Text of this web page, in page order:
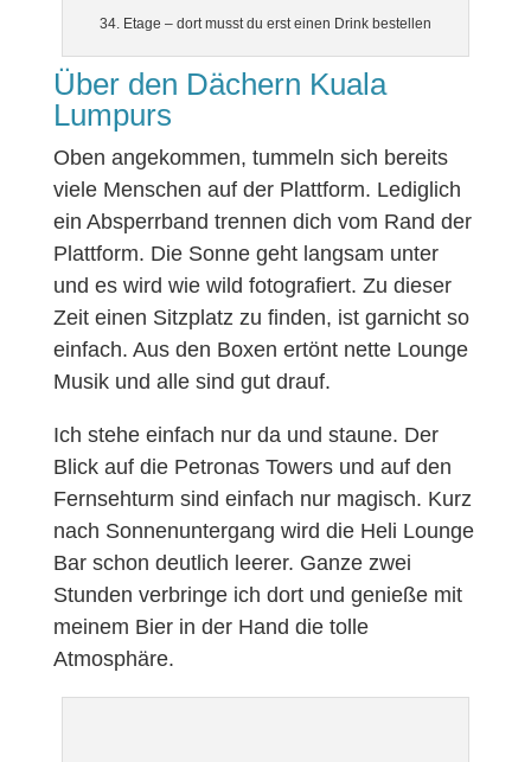
34. Etage – dort musst du erst einen Drink bestellen
Über den Dächern Kuala
Lumpurs
Oben angekommen, tummeln sich bereits
viele Menschen auf der Plattform. Lediglich
ein Absperrband trennen dich vom Rand der
Plattform. Die Sonne geht langsam unter
und es wird wie wild fotografiert. Zu dieser
Zeit einen Sitzplatz zu finden, ist garnicht so
einfach. Aus den Boxen ertönt nette Lounge
Musik und alle sind gut drauf.
Ich stehe einfach nur da und staune. Der
Blick auf die Petronas Towers und auf den
Fernsehturm sind einfach nur magisch. Kurz
nach Sonnenuntergang wird die Heli Lounge
Bar schon deutlich leerer. Ganze zwei
Stunden verbringe ich dort und genieße mit
meinem Bier in der Hand die tolle
Atmosphäre.